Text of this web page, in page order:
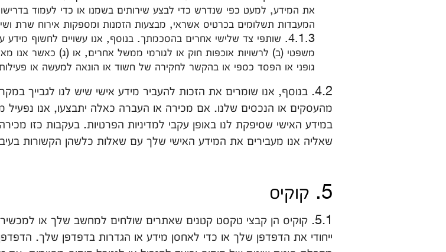
את המידע, למעט כפי שנדרש כדי לבצע שירותים בשמנו או כדי לעמוד
המעבדות תשלומים בכרטיס אשראי, מבצעות הזמנות ומספקות אירוח שרת
4.1.3. שותפי צד שלישי אחרים בהסכמתך. בנוסף, אנו עשויים לחשוף
משפטי (ב) לרשויות אוכפות חוק או לגורמי ממשל אחרים, או (ג) כאשר אנו
גופני או הפסד כספי או בהקשר לחקירה של חשוד או הונאה למעשה או
4.2. בנוסף, אנו שומרים את הזכות להעביר מידע אישי שיש לנו לגבייך
מהעסקים או הנכסים שלנו. אם מכירה או העברה כאלה יתבצעו, אנו
במידע האישי שסיפקת לנו באופן עקבי למדיניות הפרטיות. בעקבות כזו
שאליה אנו מעבירים את המידע האישי שלך עם שאלות כלשהן הקשורות
5. קוקיס
5.1. קוקיס הן קבצי טקסט קטנים שאתרים שולחים למחשב שלך או
ייחודי את הדפדפן שלך או כדי לאחסן מידע או הגדרות בדפדפן שלך.